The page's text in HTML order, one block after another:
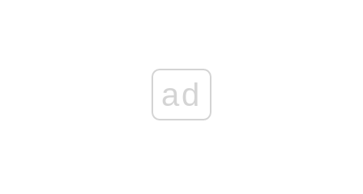
ad